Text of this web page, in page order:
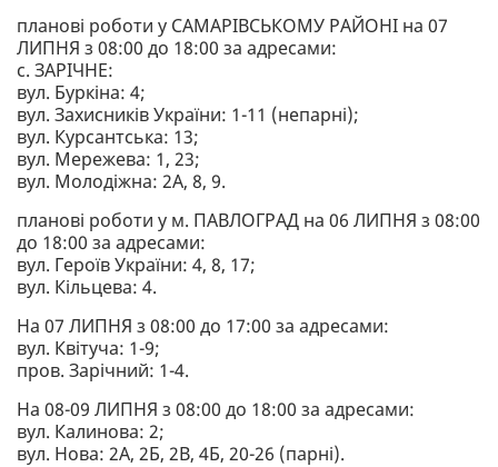
планові роботи у САМАРІВСЬКОМУ РАЙОНІ на 07
ЛИПНЯ з 08:00 до 18:00 за адресами:
с. ЗАРІЧНЕ:
вул. Буркіна: 4;
вул. Захисників України: 1-11 (непарні);
вул. Курсантська: 13;
вул. Мережева: 1, 23;
вул. Молодіжна: 2А, 8, 9.
планові роботи у м. ПАВЛОГРАД на 06 ЛИПНЯ з 08:00
до 18:00 за адресами:
вул. Героїв України: 4, 8, 17;
вул. Кільцева: 4.
На 07 ЛИПНЯ з 08:00 до 17:00 за адресами:
вул. Квітуча: 1-9;
пров. Зарічний: 1-4.
На 08-09 ЛИПНЯ з 08:00 до 18:00 за адресами:
вул. Калинова: 2;
вул. Нова: 2А, 2Б, 2В, 4Б, 20-26 (парні).